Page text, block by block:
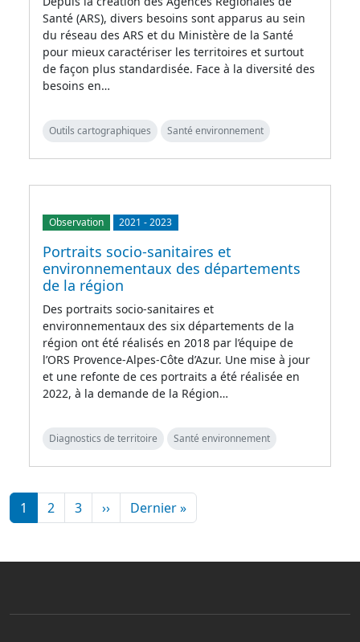
Santé (ARS), divers besoins sont apparus au sein
du réseau des ARS et du Ministère de la Santé
pour mieux caractériser les territoires et surtout
de façon plus standardisée. Face à la diversité des
besoins en…
Outils cartographiques Santé environnement
Observation 2021 -2023
Portraits socio-sanitaires et
environnementaux des départements
de la région
Des portraits socio-sanitaires et
environnementaux des six départements de la
région ont été réalisés en 2018 par l’équipe de
l’ORS Provence-Alpes-Côte d’Azur. Une mise à jour
et une refonte de ces portraits a été réalisée en
2022, à la demande de la Région…
Diagnostics de territoire Santé environnement
Pagination
1 2 3 ››Page suivante
Dernier »Dernière page